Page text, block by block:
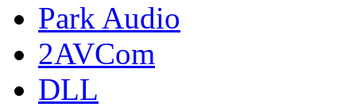
Park Audio
2AVCom
DLL